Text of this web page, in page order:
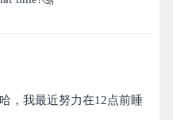
，我最近努力在12点前睡